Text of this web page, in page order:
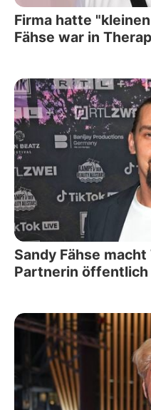
Firma hatte
Fähse war in
Sandy Fähse
Partnerin öffentlich